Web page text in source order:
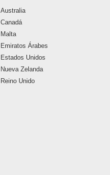
Australia
Canadá
Malta
Emiratos Árabes
Estados Unidos
Nueva Zelanda
Reino Unido